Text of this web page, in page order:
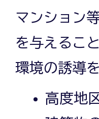
マンション
を与えるこ
環境の誘導
高度地